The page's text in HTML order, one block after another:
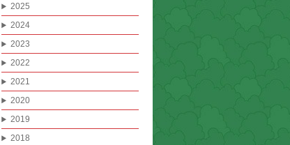
2025
2024
2023
2022
2021
2020
2019
2018